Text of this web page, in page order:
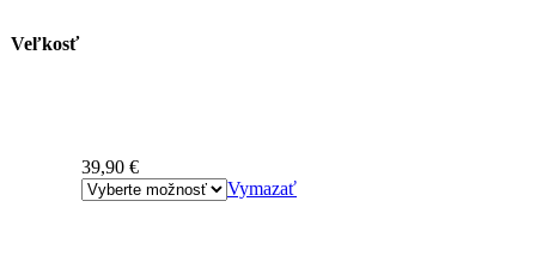
Veľkosť
39,90 €
Vymazať